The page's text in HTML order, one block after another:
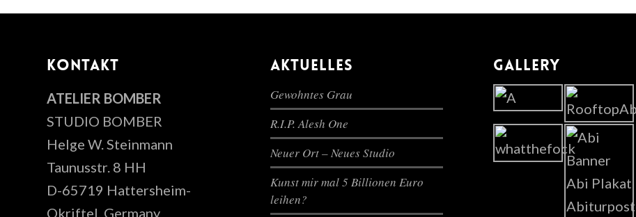
KONTAKT
ATELIER BOMBER
STUDIO BOMBER
Helge W. Steinmann
Taunusstr. 8 HH
D-65719 Hattersheim-
Okriftel, Germany
AKTUELLES
Gewohntes Grau
R.I.P. Alesh One
Neuer Ort – Neues Studio
Kunst mir mal 5 Billionen Euro
leihen?
GALLERY